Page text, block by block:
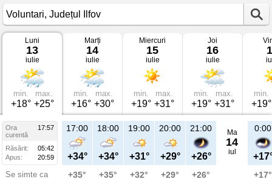
Vremea
Voluntari
13
iulie
2026
Județul
Ilfov
Luni
13
iulie
min.
+18°
max.
+25°
Marți
14
iulie
min.
+16°
max.
+30°
Miercuri
15
iulie
min.
+19°
max.
+31°
Joi
16
iulie
min.
+19°
max.
+31°
min.
+19°
Ora
17:57
curentă
Răsărit:
05:42
Apus:
20:59
Se simte ca
17:00
+34°
+35°
18:00
+34°
+35°
19:00
+31°
+32°
20:00
+29°
+29°
21:00
+26°
+26°
Ma
14
iul
0:00
+17°